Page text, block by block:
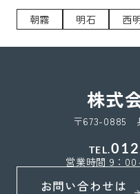
朝霧 明石 西
株式
〒673-0885
TEL.
営業時間 9：00
お問い合わせは